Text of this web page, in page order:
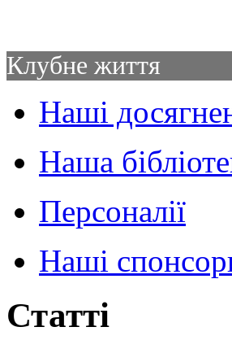
Клубне життя
Наші
Наша
Персоналії
Наші
Статті